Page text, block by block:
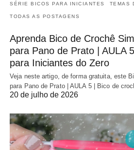
SÉRIE BICOS PARA INICIANTES TEMAS
TODAS AS POSTAGENS
Aprenda Bico de Crochê
para Pano de Prato | AULA
para Iniciantes do Zero
Veja neste artigo, de forma gratuita, este
para Pano de Prato | AULA 5 | Bico de
20 de julho de 2026